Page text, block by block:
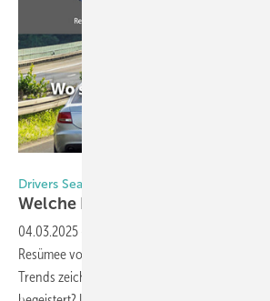
Drivers Seat Folge 27
Welche Innovationen haben uns
04.03.2025
Resümee vom Jahresstart und von der BAU in
Trends zeichnen sich ab? Welche Innovationen